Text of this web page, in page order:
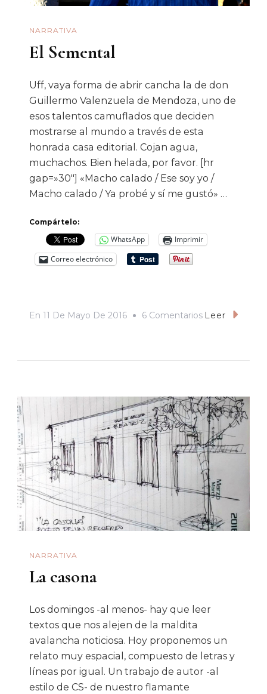
NARRATIVA
El Semental
Uff, vaya forma de abrir cancha la de don
Guillermo Valenzuela de Mendoza, uno de
esos talentos camuflados que deciden
mostrarse al mundo a través de esta
honrada casa editorial. Cojan agua,
muchachos. Bien helada, por favor. [hr
gap=»30″] «Macho calado / Ese soy yo /
Macho calado / Ya probé y sí me gustó» …
Compártelo:
WhatsApp
Imprimir
Correo electrónico
En 11 De Mayo De 2016 6 ComentariosEn
Leer
NARRATIVA
La casona
Los domingos -al menos- hay que leer
textos que nos alejen de la maldita
avalancha noticiosa. Hoy proponemos un
relato muy espacial, compuesto de letras y
líneas por igual. Un trabajo de autor -al
estilo de CS- de nuestro flamante